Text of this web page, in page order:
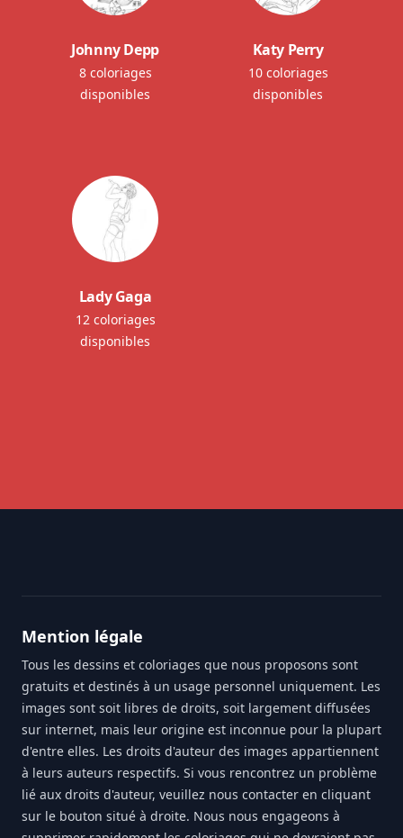
Johnny Depp
8 coloriages
disponibles
Katy Perry
10 coloriages
disponibles
Lady Gaga
12 coloriages
disponibles
Mention légale
Tous les dessins et coloriages que nous proposons sont
gratuits et destinés à un usage personnel uniquement. Les
images sont soit libres de droits, soit largement diffusées
sur internet, mais leur origine est inconnue pour la plupart
d'entre elles. Les droits d'auteur des images appartiennent
à leurs auteurs respectifs. Si vous rencontrez un problème
lié aux droits d'auteur, veuillez nous contacter en cliquant
sur le bouton situé à droite. Nous nous engageons à